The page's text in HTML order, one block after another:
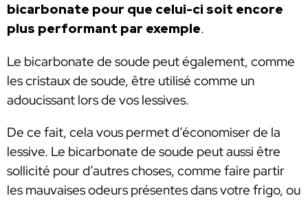
bicarbonate pour que celui-ci soit encore
plus performant par exemple.
Le bicarbonate de soude peut également, comme
les cristaux de soude, être utilisé comme un
adoucissant lors de vos lessives.
De ce fait, cela vous permet d’économiser de la
lessive. Le bicarbonate de soude peut aussi être
sollicité pour d’autres choses, comme faire partir
les mauvaises odeurs présentes dans votre frigo, ou